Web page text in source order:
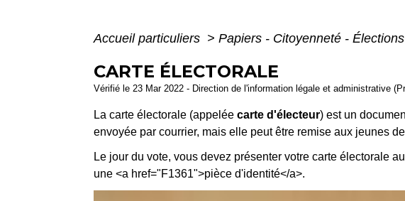
Accueil particuliers > Papiers - Citoyenneté - Élections
CARTE ÉLECTORALE
Vérifié le 23 Mar 2022 - Direction de l'information légale et administrative
La carte électorale (appelée carte d'électeur) est un
envoyée par courrier, mais elle peut être remise aux jeunes
Le jour du vote, vous devez présenter votre carte électorale
une <a href="F1361">pièce d'identité</a>.